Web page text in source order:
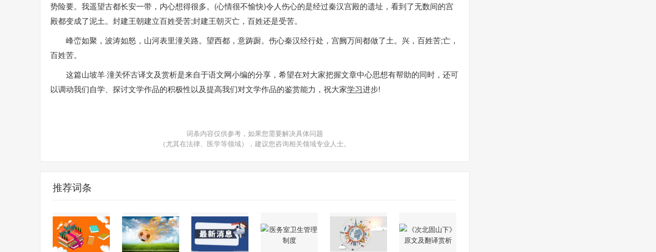
势险要。我遥望古都长安一带，内心想得很多。(心情很不愉快)令人伤心的是经过秦汉宫殿的遗址，看到了无数间的宫
殿都变成了泥土。封建王朝建立百姓受苦;封建王朝灭亡，百姓还是受苦。
峰峦如聚，波涛如怒，山河表里潼关路。望西都，意踌蹰。伤心秦汉经行处，宫阙万间都做了土。兴，百姓苦;亡，
百姓苦。
这篇山坡羊·潼关怀古译文及赏析是来自于语文网小编的分享，希望在对大家把握文章中心思想有帮助的同时，还可
以调动我们自学、探讨文学作品的积极性以及提高我们对文学作品的鉴赏能力，祝大家学习进步!
词条内容仅供参考，如果您需要解决具体问题
（尤其在法律、医学等领域），建议您咨询相关领域专业人士。
推荐词条